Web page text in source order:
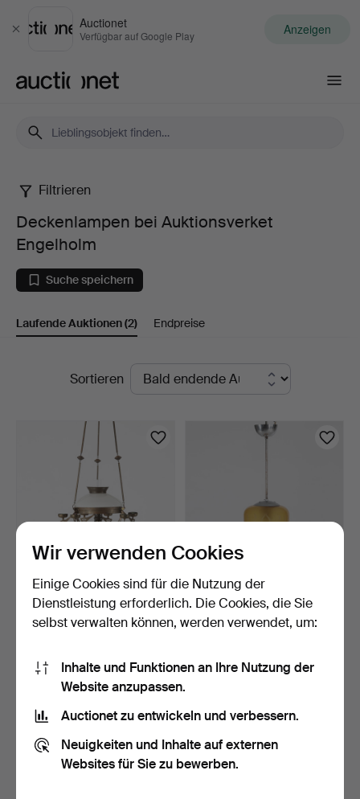
Schließen
Auctionet
Verfügbar auf Google Play Anzeigen
Deckenlampen
bei
Auktionsverket
Engelholm
Filtrieren
Deckenlampen bei Auktionsverket
Engelholm
Suche speichern
Laufende Auktionen(2) Endpreise
LaufendeSortieren
KRONLEUCHTER,
Schweden, erste Hälfte des
2…
12 Std
158 USD
DECKENLEUCHTE,
Schweden 1940er Jahre.
4 Tage
127 USD
Sie können auch inBeendete Auktionen aus unserem
suchen.
Wir verwenden Cookies
Einige Cookies sind für die Nutzung der
Dienstleistung erforderlich. Die Cookies, die Sie
selbst verwalten können, werden verwendet, um:
Inhalte und Funktionen an Ihre Nutzung der
Website anzupassen.
Auctionet zu entwickeln und verbessern.
Neuigkeiten und Inhalte auf externen
Websites für Sie zu bewerben.